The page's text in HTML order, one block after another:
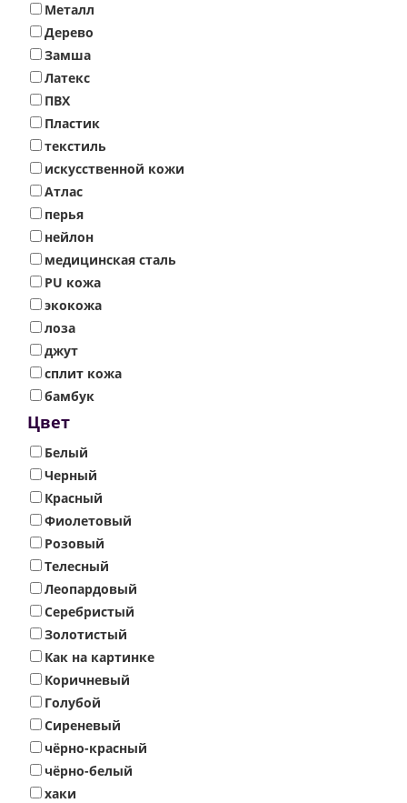
Металл
Дерево
Замша
Латекс
ПВХ
Пластик
текстиль
искусственной кожи
Атлас
перья
нейлон
медицинская сталь
PU кожа
экокожа
лоза
джут
сплит кожа
бамбук
Цвет
Белый
Черный
Красный
Фиолетовый
Розовый
Телесный
Леопардовый
Серебристый
Золотистый
Как на картинке
Коричневый
Голубой
Сиреневый
чёрно-красный
чёрно-белый
хаки